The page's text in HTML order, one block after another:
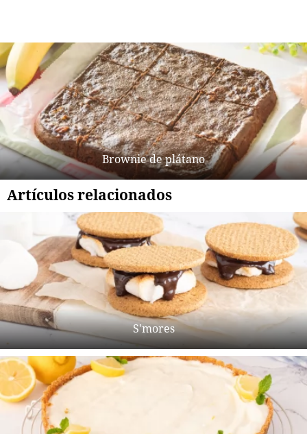
Brownie de plátano
Artículos relacionados
S'mores